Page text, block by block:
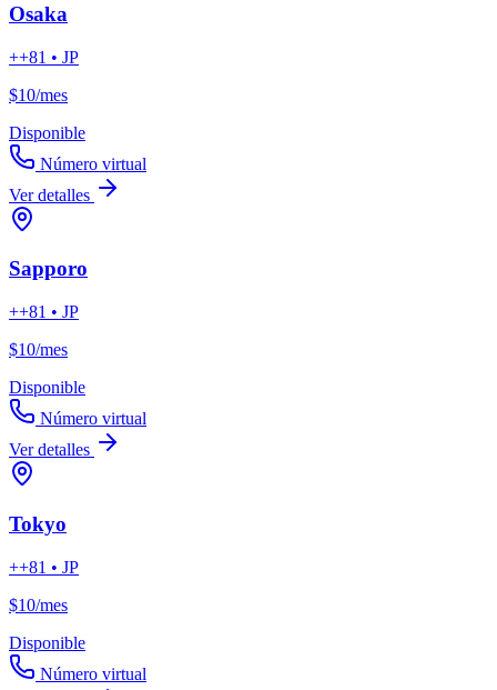
Osaka
++81 • JP
$10/mes
Disponible
Número virtual
Ver detalles
Sapporo
++81 • JP
$10/mes
Disponible
Número virtual
Ver detalles
Tokyo
++81 • JP
$10/mes
Disponible
Número virtual